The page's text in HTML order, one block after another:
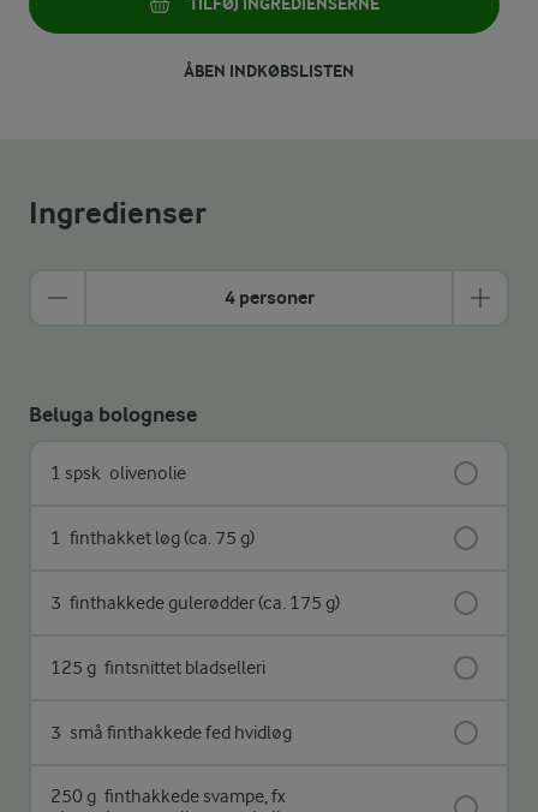
ÅBEN INDKØBSLISTEN
Ingredienser
4 personer
Beluga bolognese
1 spsk olivenolie
1 finthakket løg (ca. 75 g)
3 finthakkede gulerødder (ca. 175 g)
125 g fintsnittet bladselleri
3 små finthakkede fed hvidløg
250 g finthakkede svampe, fx